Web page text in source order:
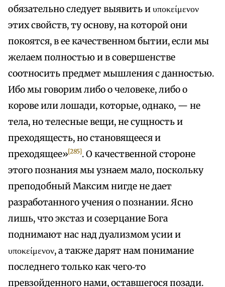
обязательно следует выявить и υποκείμενον
этих свойств, ту основу, на которой они
покоятся, в ее качественном бытии, если мы
желаем полностью и в совершенстве
соотносить предмет мышления с данностью.
Ибо мы говорим либо о человеке, либо о
корове или лошади, которые, однако, — не
тела, но телесные вещи, не сущность и
преходящесть, но становящееся и
преходящее»[285]. О качественной стороне
этого познания мы узнаем мало, поскольку
преподобный Максим нигде не дает
разработанного учения о познании. Ясно
лишь, что экстаз и созерцание Бога
поднимают нас над дуализмом усии и
υποκείμενον, а также дарят нам понимание
последнего только как чего‑то
превзойденного нами, оставшегося позади.